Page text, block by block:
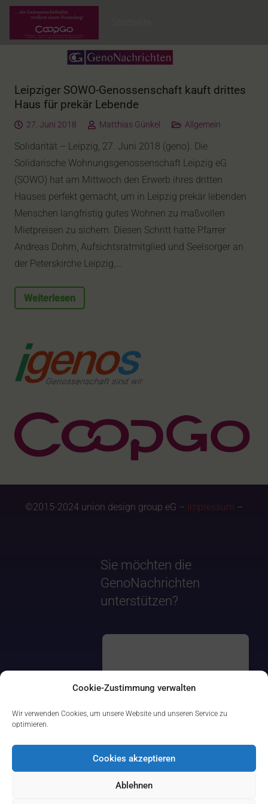
Cookie-Zustimmung verwalten
Wir verwenden Cookies, um unsere Website und unseren Service zu
optimieren.
Cookies akzeptieren
Ablehnen
Leipziger SOWO-Genossenschaft kauft drittes
Haus für prekär Lebende
27. Juni 2018 Matthias Günkel Allgemein
Solidarität – Leipzig, 27. Juni 2018 (geno). Die
Solidarische Wohnungsgenossenschaft Leipzig eG
(SOWO) hat am Mittwoch den Erwerb ihres dritten
Hauses perfekt gemacht, um in Leipzig prekär lebenden
Menschen langfristig gutes Wohnen zu maßvollen
Mietpreisen zu sichern. Diesen Schritt hatte Pfarrer
Andreas Dohrn, Aufsichtsratmitglied und Seelsorger an
der Peterskirche Leipzig,…
Weiterlesen
©2015-2024 union design group eG – Impressum –
Sie möchten die
GenoNachrichten
unterstützen?